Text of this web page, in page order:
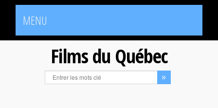
MENU
Films du Québec